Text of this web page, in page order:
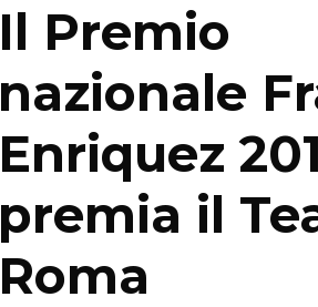
Il Premio
nazionale
Enriquez
premia il
Roma